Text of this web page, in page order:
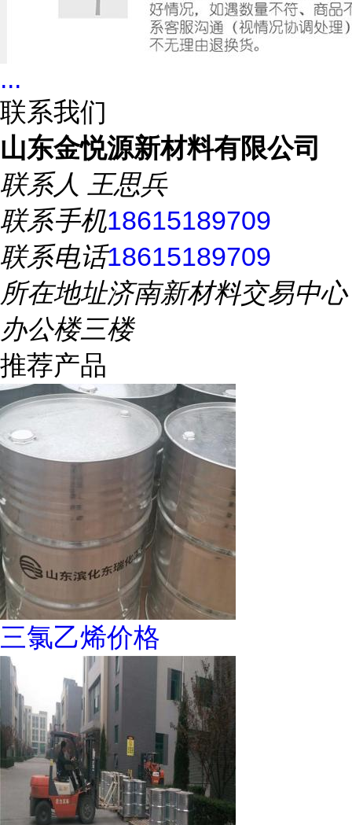
...
联系我们
山东金悦源新材料有限公司
联系人 王思兵
联系手机18615189709
联系电话18615189709
所在地址济南新材料交易中心
办公楼三楼
推荐产品
三氯乙烯价格